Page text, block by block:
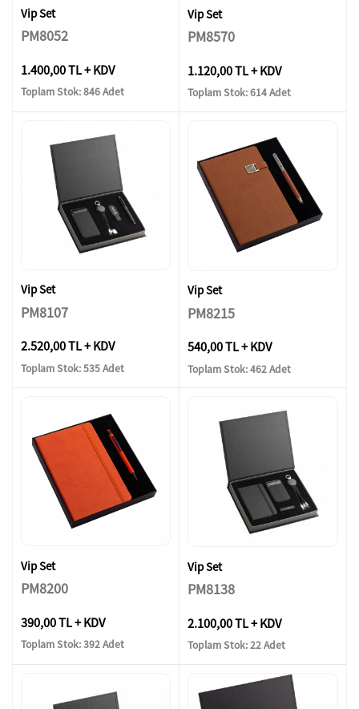
Vip Set
PM8052
1.400,00 TL + KDV
Toplam Stok: 846 Adet
Vip Set
PM8570
1.120,00 TL + KDV
Toplam Stok: 614 Adet
Vip Set
PM8107
2.520,00 TL + KDV
Toplam Stok: 535 Adet
Vip Set
PM8215
540,00 TL + KDV
Toplam Stok: 462 Adet
Vip Set
PM8200
390,00 TL + KDV
Toplam Stok: 392 Adet
Vip Set
PM8138
2.100,00 TL + KDV
Toplam Stok: 22 Adet